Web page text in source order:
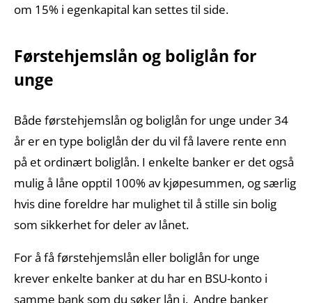
om 15% i egenkapital kan settes til side.
Førstehjemslån og boliglån for
unge
Både førstehjemslån og boliglån for unge under 34
år er en type boliglån der du vil få lavere rente enn
på et ordinært boliglån. I enkelte banker er det også
mulig å låne opptil 100% av kjøpesummen, og særlig
hvis dine foreldre har mulighet til å stille sin bolig
som sikkerhet for deler av lånet.
For å få førstehjemslån eller boliglån for unge
krever enkelte banker at du har en BSU-konto i
samme bank som du søker lån i. Andre banker